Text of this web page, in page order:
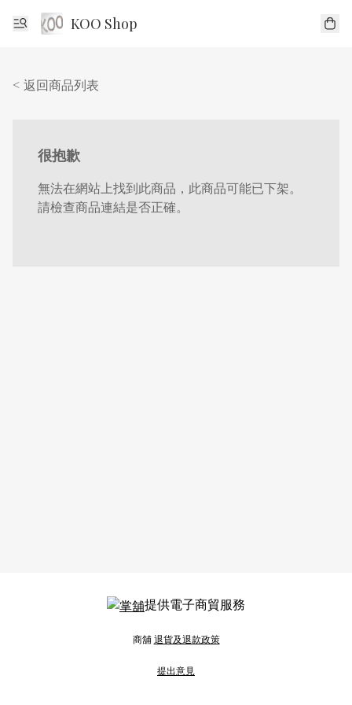
KOO Shop
< 返回商品列表
很抱歉
無法在網站上找到此商品，此商品可能已下架。
請檢查商品連結是否正確。
提供電子商貿服務
商舖退貨及退款政策
提出意見